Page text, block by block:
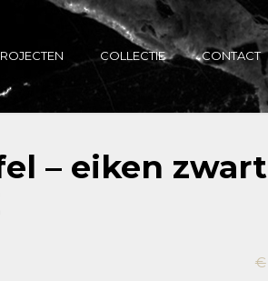
COLLECTIE CONTACT
– eiken zwart
€